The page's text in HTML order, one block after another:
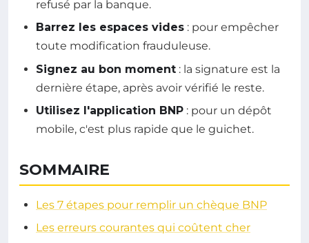
refusé par la banque.
Barrez les espaces vides : pour empêcher
toute modification frauduleuse.
Signez au bon moment : la signature est la
dernière étape, après avoir vérifié le reste.
Utilisez l'application BNP : pour un dépôt
mobile, c'est plus rapide que le guichet.
SOMMAIRE
Les 7 étapes pour remplir un chèque BNP
Les erreurs courantes qui coûtent cher